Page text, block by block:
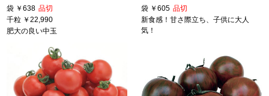
袋 ￥638 品切
千粒 ￥22,990
肥大の良い中玉
袋 ￥605 品切
新食感！甘さ際立ち、子供に大人
気！